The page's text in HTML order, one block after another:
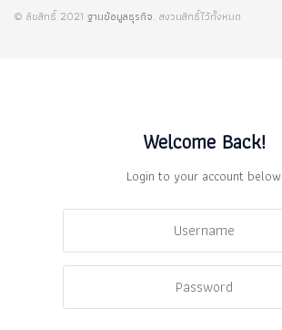
© ลิขสิทธิ์ 2021 ฐานข้อมูลธุรกิจ. สงวนสิทธิ์ไว้ทั้งหมด
Welcome Back!
Login to your account below